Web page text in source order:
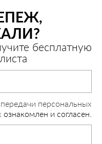
бесплатную
персональных
ознакомлен и согласен.